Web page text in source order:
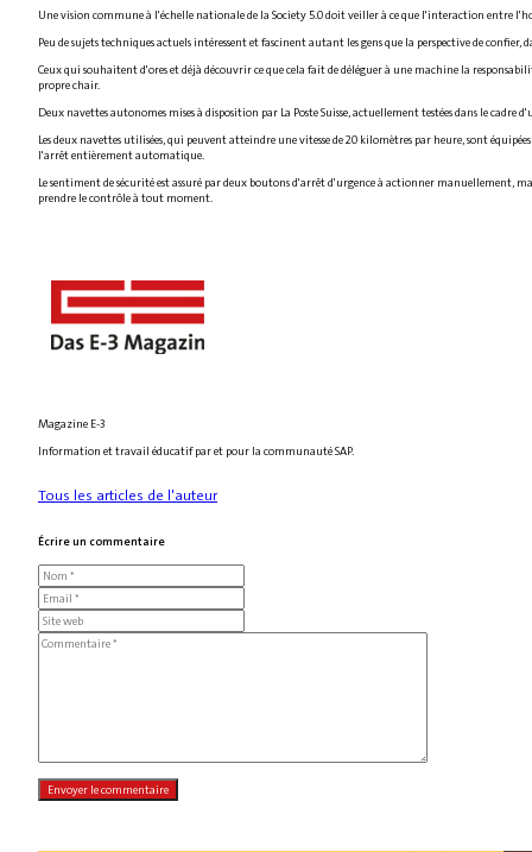
Une vision commune à l'échelle nationale de la Society 5.0 doit veiller à ce que l'interaction entre
Peu de sujets techniques actuels intéressent et fascinent autant les gens que la perspective de
Ceux qui souhaitent d'ores et déjà découvrir ce que cela fait de déléguer à une machine la
propre chair.
Deux navettes autonomes mises à disposition par La Poste Suisse, actuellement testées dans le
Les deux navettes utilisées, qui peuvent atteindre une vitesse de 20 kilomètres par heure, sont
l'arrêt entièrement automatique.
Le sentiment de sécurité est assuré par deux boutons d'arrêt d'urgence à actionner
prendre le contrôle à tout moment.
Magazine E-3
Information et travail éducatif par et pour la communauté SAP.
Tous les articles de l'auteur
Écrire un commentaire